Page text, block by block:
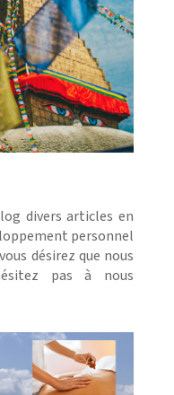
divers articles en
personnel
désirez que nous
pas à nous